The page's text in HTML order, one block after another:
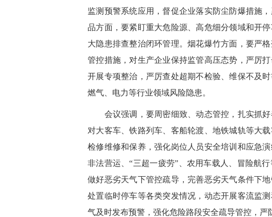
监测预警系统应用，督促企业落实防尘防爆措施
品方面，要紧盯重大危险源、高危细分领域和开
大隐患排查整治闭环管理。烟花爆竹方面，要严
管控措施，对生产企业保持监管高压态势，严厉
开展专项整治，严厉查处超期不检验、维保不及
燃气、电力等行业领域风险隐患。
会议强调，要周密细致、动态管控，扎实抓好
对大客车、铁路列车、客船轮渡、地铁城轨等大
检修维修和保养，强化岗位人员安全培训和应急
非法营运、“三超一疲劳”、农用车载人、冒险航
做好恶劣天气下管控疏导，完善恶劣天气条件下
处置临时停车等各类突发情况，动态开展客流监
气及时发布预警，强化危险路段安全疏导管控，严